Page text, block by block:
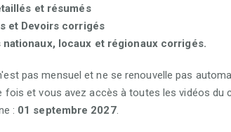
et résumés
et Devoirs corrigés
nationaux, locaux et régionaux corrigés.
pas mensuel et ne se renouvelle pas
fois et vous avez accès à toutes les vidéos du
: 01 septembre 2027.